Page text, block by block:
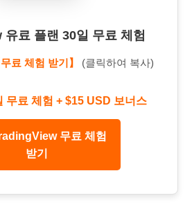
료 플랜 30일 무료 체험
무료 체험 받기】 (클릭하여 복사)
무료 체험 + $15 USD 보너스
무료 체험
받기